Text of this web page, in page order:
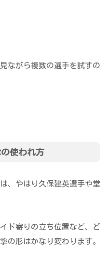
ながら複数の選手を試すの
使われ方
、やはり久保建英選手や堂
ド寄りの立ち位置など、ど
の形はかなり変わります。